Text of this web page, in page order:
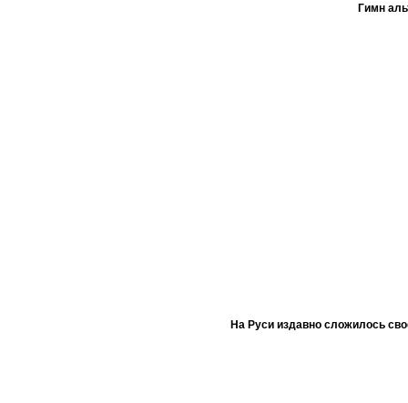
Гимн
На Руси издавно сложилось